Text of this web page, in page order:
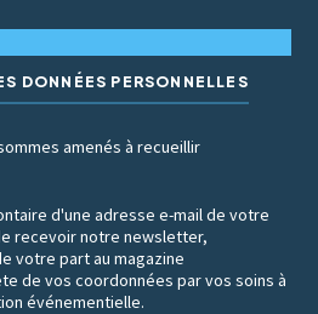
DONNÉES PERSONNELLES
amenés à recueillir
d'une adresse e-mail de votre
recevoir notre newsletter,
votre part au magazine
de vos coordonnées par vos soins à
événementielle.